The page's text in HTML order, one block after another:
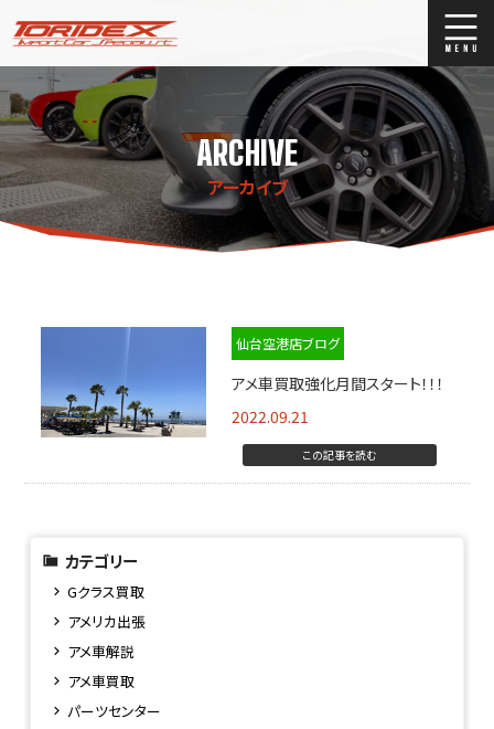
ブログ
Stock list
ストックリスト
買取
ARCHIVE
アーカイブ
仙台空港店ブログ
アメ車買取強化月間スタート！！！
2022.09.21
この記事を読む
カテゴリー
Gクラス買取
アメリカ出張
アメ車解説
アメ車買取
パーツセンター